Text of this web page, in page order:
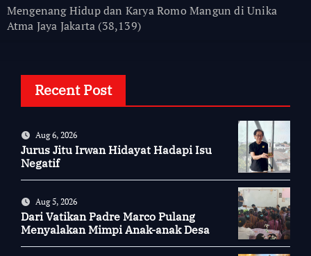
Mengenang Hidup dan Karya Romo Mangun di Unika
Atma Jaya Jakarta (38,139)
Recent Post
Aug 6, 2026
Jurus Jitu Irwan Hidayat Hadapi Isu
Negatif
Aug 5, 2026
Dari Vatikan Padre Marco Pulang
Menyalakan Mimpi Anak-anak Desa